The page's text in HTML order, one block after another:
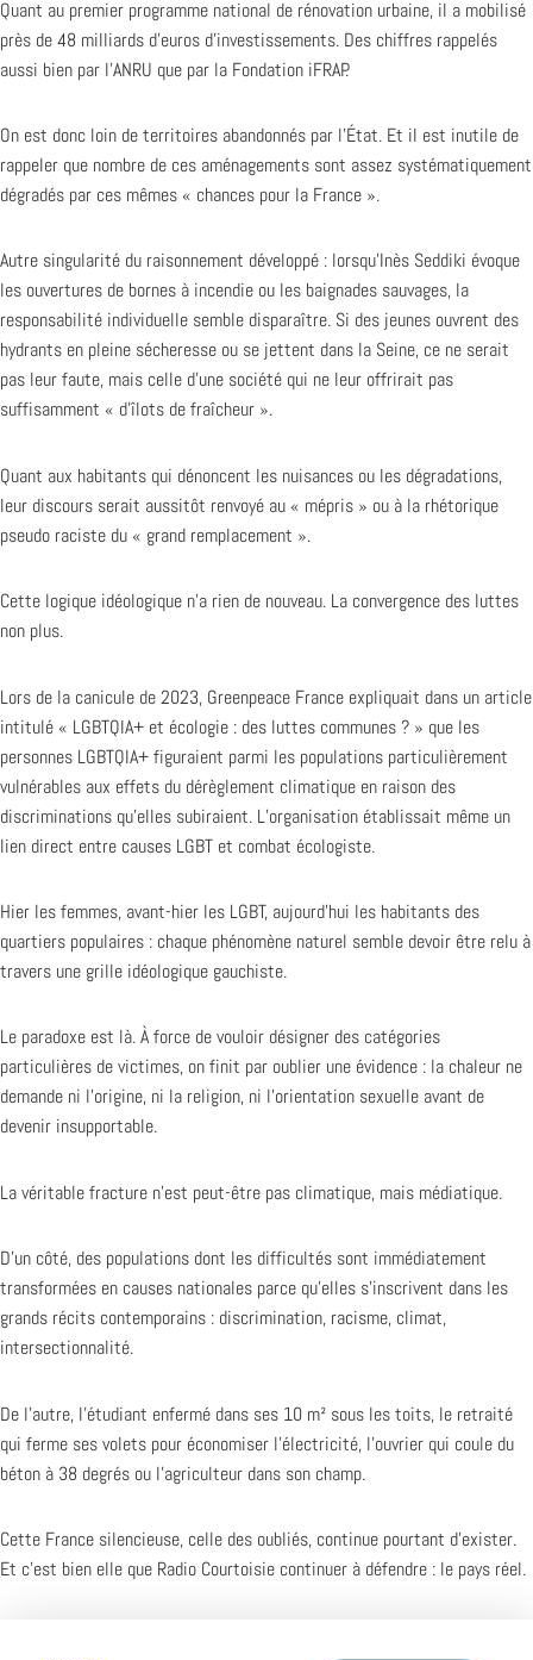
Quant au premier programme national de rénovation urbaine, il a mobilisé
près de 48 milliards d’euros d’investissements. Des chiffres rappelés
aussi bien par l’ANRU que par la Fondation iFRAP.
On est donc loin de territoires abandonnés par l’État. Et il est inutile de
rappeler que nombre de ces aménagements sont assez systématiquement
dégradés par ces mêmes « chances pour la France ».
Autre singularité du raisonnement développé : lorsqu’Inès Seddiki évoque
les ouvertures de bornes à incendie ou les baignades sauvages, la
responsabilité individuelle semble disparaître. Si des jeunes ouvrent des
hydrants en pleine sécheresse ou se jettent dans la Seine, ce ne serait
pas leur faute, mais celle d’une société qui ne leur offrirait pas
suffisamment « d’îlots de fraîcheur ».
Quant aux habitants qui dénoncent les nuisances ou les dégradations,
leur discours serait aussitôt renvoyé au « mépris » ou à la rhétorique
pseudo raciste du « grand remplacement ».
Cette logique idéologique n’a rien de nouveau. La convergence des luttes
non plus.
Lors de la canicule de 2023, Greenpeace France expliquait dans un article
intitulé « LGBTQIA+ et écologie : des luttes communes ? » que les
personnes LGBTQIA+ figuraient parmi les populations particulièrement
vulnérables aux effets du dérèglement climatique en raison des
discriminations qu’elles subiraient. L’organisation établissait même un
lien direct entre causes LGBT et combat écologiste.
Hier les femmes, avant-hier les LGBT, aujourd’hui les habitants des
quartiers populaires : chaque phénomène naturel semble devoir être relu à
travers une grille idéologique gauchiste.
Le paradoxe est là. À force de vouloir désigner des catégories
particulières de victimes, on finit par oublier une évidence : la chaleur ne
demande ni l’origine, ni la religion, ni l’orientation sexuelle avant de
devenir insupportable.
La véritable fracture n’est peut-être pas climatique, mais médiatique.
D’un côté, des populations dont les difficultés sont immédiatement
transformées en causes nationales parce qu’elles s’inscrivent dans les
grands récits contemporains : discrimination, racisme, climat,
intersectionnalité.
De l’autre, l’étudiant enfermé dans ses 10 m² sous les toits, le retraité
qui ferme ses volets pour économiser l’électricité, l’ouvrier qui coule du
béton à 38 degrés ou l’agriculteur dans son champ.
Cette France silencieuse, celle des oubliés, continue pourtant d’exister.
Et c’est bien elle que Radio Courtoisie continuer à défendre : le pays réel.